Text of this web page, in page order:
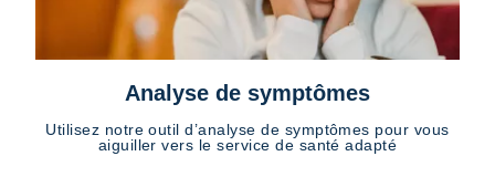
Analyse de symptômes
Utilisez notre outil d’analyse de symptômes pour vous
aiguiller vers le service de santé adapté